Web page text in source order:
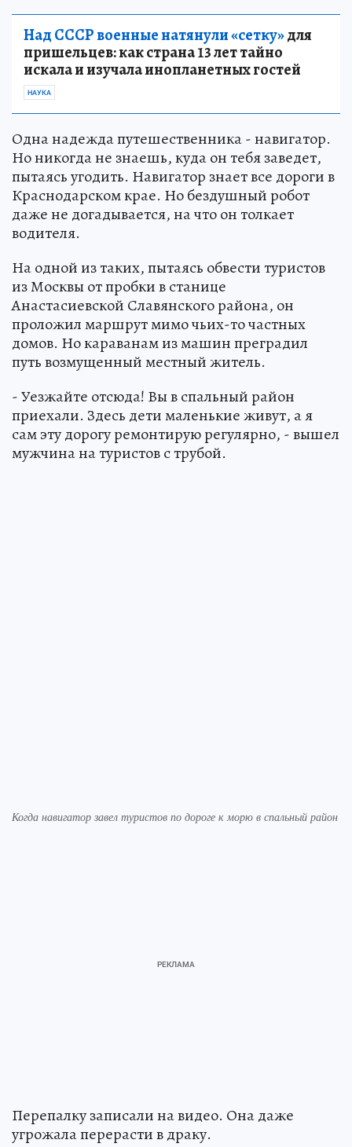
Над СССР военные натянули «сетку»для
пришельцев: как страна 13 лет тайно
искала и изучала инопланетных гостей
НАУКА
Одна надежда путешественника - навигатор.
Но никогда не знаешь, куда он тебя заведет,
пытаясь угодить. Навигатор знает все дороги в
Краснодарском крае. Но бездушный робот
даже не догадывается, на что он толкает
водителя.
На одной из таких, пытаясь обвести туристов
из Москвы от пробки в станице
Анастасиевской Славянского района, он
проложил маршрут мимо чьих-то частных
домов. Но караванам из машин преградил
путь возмущенный местный житель.
- Уезжайте отсюда! Вы в спальный район
приехали. Здесь дети маленькие живут, а я
сам эту дорогу ремонтирую регулярно, - вышел
мужчина на туристов с трубой.
Когда навигатор завел туристов по дороге к морю в спальный район
Перепалку записали на видео. Она даже
угрожала перерасти в драку.